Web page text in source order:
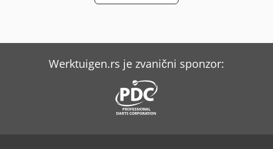
Werktuigen.rs je zvanični sponzor: